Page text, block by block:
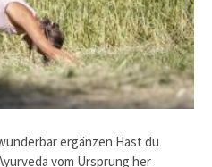
ergänzen Hast du
vom Ursprung her